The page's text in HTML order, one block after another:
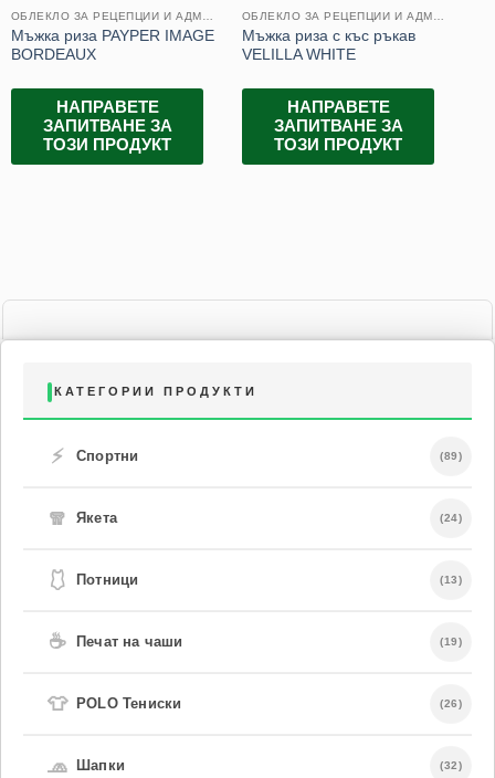
Мъжка риза PAYPER IMAGE
BORDEAUX
НАПРАВЕТЕ
ЗАПИТВАНЕ ЗА
ТОЗИ ПРОДУКТ
Мъжка риза с къс ръкав
VELILLA WHITE
НАПРАВЕТЕ
ЗАПИТВАНЕ ЗА
ТОЗИ ПРОДУКТ
КАТЕГОРИИ ПРОДУКТИ
⚡ Спортни (89)
🧣 Якета (24)
🩱 Потници (13)
☕ Печат на чаши (19)
👕 POLO Тениски (26)
🧢 Шапки (32)